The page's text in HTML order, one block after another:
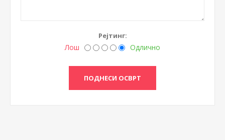
Рејтинг:
Лош Одлично